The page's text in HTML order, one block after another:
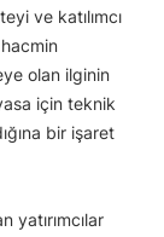
ve katılımcı
hacmin
olan ilginin
için teknik
bir işaret
yatırımcılar